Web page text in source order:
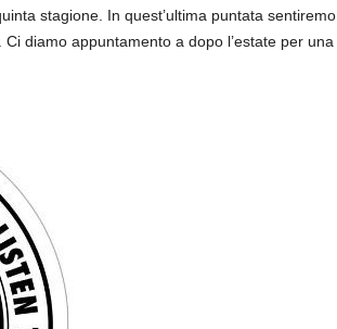
stagione. In quest’ultima puntata sentiremo
diamo appuntamento a dopo l’estate per una